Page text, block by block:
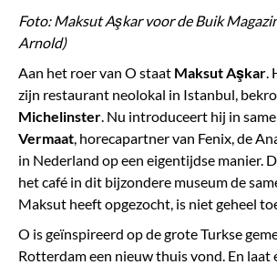
Foto: Maksut Aşkar voor de Buik
Arnold)
Aan het roer van O staat Maksut Aşkar
zijn restaurant neolokal in Istanbul,
Michelinster . Nu introduceert hij in
Vermaat , horecapartner van Fenix, de
in Nederland op een eigentijdse manier.
het café in dit bijzondere museum de
Maksut heeft opgezocht, is niet geheel
O is geïnspireerd op de grote Turkse
Rotterdam een nieuw thuis vond. En laat